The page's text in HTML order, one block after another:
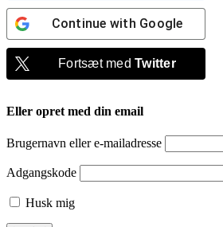
Continue with Google
Fortsæt medTwitter
Eller opret med din email
Brugernavn eller e-mailadresse
Adgangskode
Husk mig